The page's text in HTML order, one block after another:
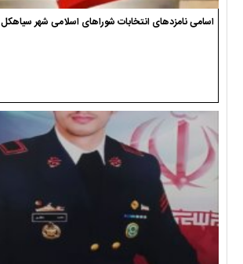
اسامی نامزدهای انتخابات شوراهای اسلامی شهر سیاهکل